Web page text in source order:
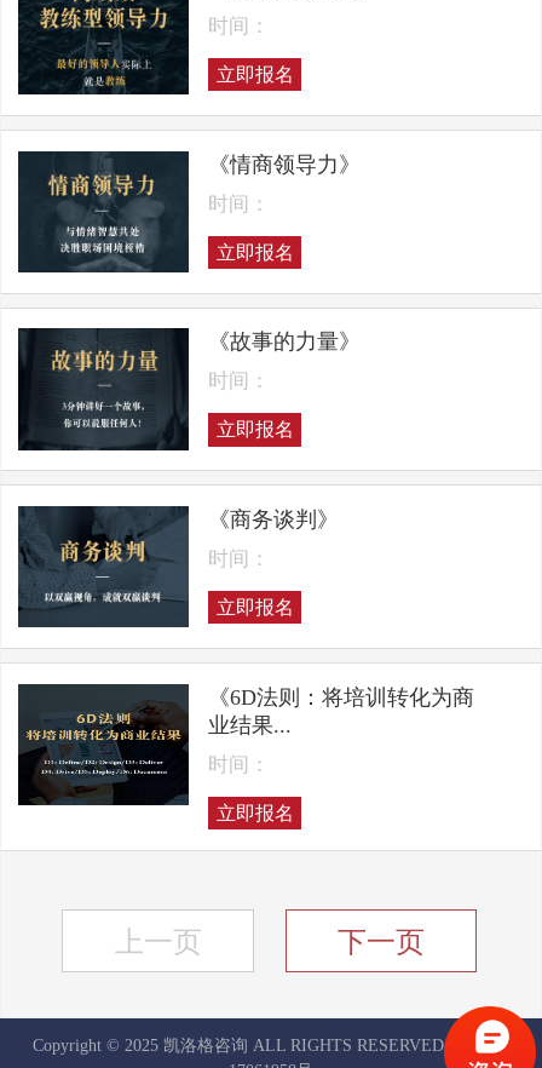
时间：
立即报名
《情商领导力》
时间：
立即报名
《故事的力量》
时间：
立即报名
《商务谈判》
时间：
立即报名
《6D法则：将培训转化为商
业结果...
时间：
立即报名
上一页 下一页
Copyright © 2025 凯洛格咨询 ALL RIGHTS RESERVED
京ICP备